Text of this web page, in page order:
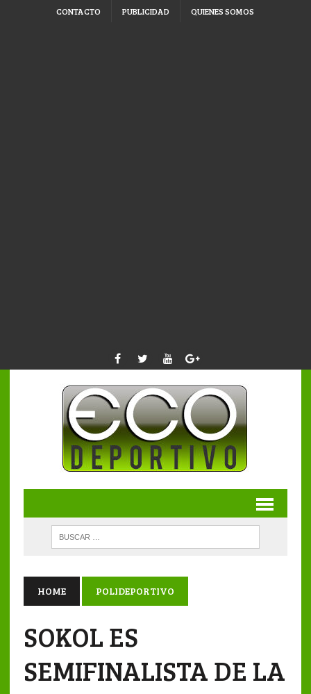
CONTACTO PUBLICIDAD QUIENES SOMOS
HOME POLIDEPORTIVO
SOKOL ES
SEMIFINALISTA DE LA